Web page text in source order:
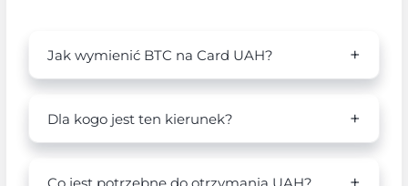
Jak wymienić BTC na Card UAH?
Dla kogo jest ten kierunek?
Co jest potrzebne do otrzymania UAH?